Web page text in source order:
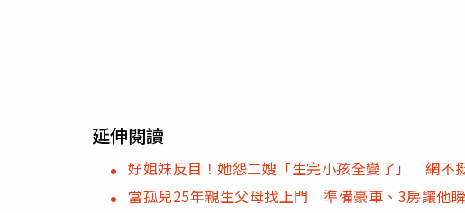
延伸閱讀
好姐妹反目！她怨二嫂「生完小孩全變了」 網不
當孤兒25年親生父母找上門 準備豪車、3房讓他